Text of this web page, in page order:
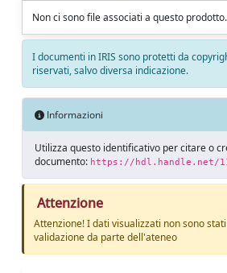
Non ci sono file associati a questo prodotto.
I documenti in IRIS sono protetti da
riservati, salvo diversa indicazione.
Informazioni
Utilizza questo identificativo per citare o
documento: https://hdl.handle.net/
Attenzione
Attenzione! I dati visualizzati non sono
validazione da parte dell'ateneo